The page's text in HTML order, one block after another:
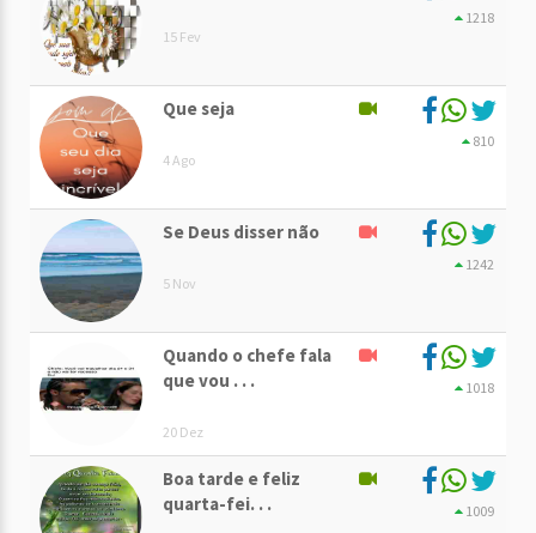
15 Fev
1218
Que seja
4 Ago
810
Se Deus disser não
5 Nov
1242
Quando o chefe fala
que vou . . .
20 Dez
1018
Boa tarde e feliz
quarta-fei. . .
1009